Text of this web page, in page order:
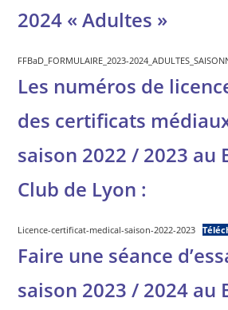
2024 « Adultes »
FFBaD_FORMULAIRE_2023-
Les numéros de
des certificats
saison 2022 / 2023 au
Club de Lyon :
Licence-certificat-medical-saison-2022-2023
Faire une séance
saison 2023 / 2024 au